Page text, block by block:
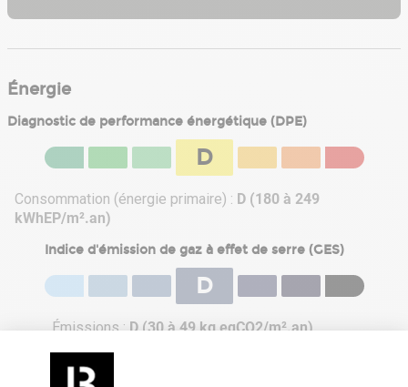
Énergie
Diagnostic de performance énergétique (DPE)
D
Consommation (énergie primaire) : D (180 à 249
kWhEP/m².an)
Indice d'émission de gaz à effet de serre (GES)
D
Émissions : D (30 à 49 kg eqCO2/m².an)